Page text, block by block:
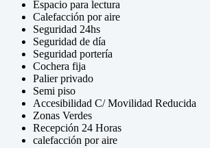
Espacio para lectura
Calefacción por aire
Seguridad 24hs
Seguridad de día
Seguridad portería
Cochera fija
Palier privado
Semi piso
Accesibilidad C/ Movilidad Reducida
Zonas Verdes
Recepción 24 Horas
calefacción por aire